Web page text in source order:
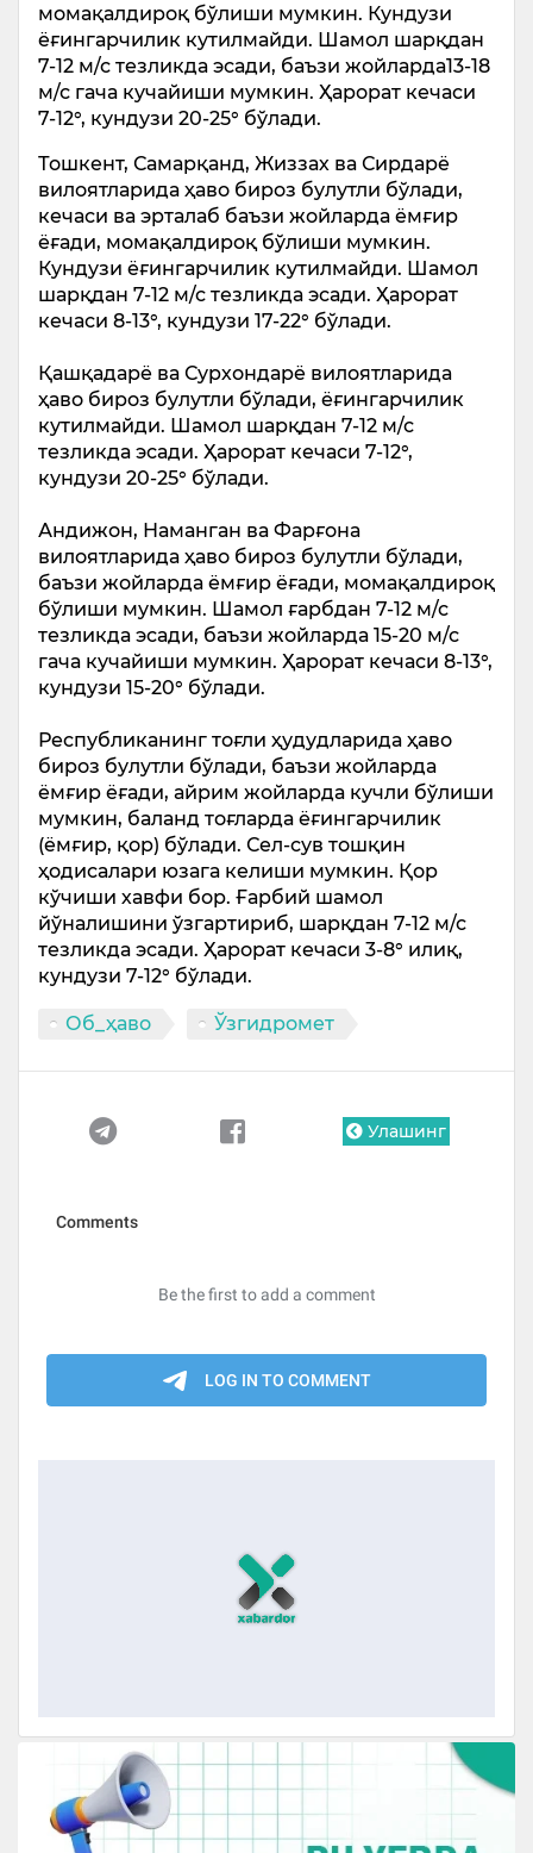
момақалдироқ бўлиши мумкин. Кундузи
ёғингарчилик кутилмайди. Шамол шарқдан
7-12 м/с тезликда эсади, баъзи жойларда13-18
м/с гача кучайиши мумкин. Ҳарорат кечаси
7-12°, кундузи 20-25° бўлади.
Тошкент, Самарқанд, Жиззах ва Сирдарё
вилоятларида ҳаво бироз булутли бўлади,
кечаси ва эрталаб баъзи жойларда ёмғир
ёғади, момақалдироқ бўлиши мумкин.
Кундузи ёғингарчилик кутилмайди. Шамол
шарқдан 7-12 м/с тезликда эсади. Ҳарорат
кечаси 8-13°, кундузи 17-22° бўлади.
Қашқадарё ва Сурхондарё вилоятларида
ҳаво бироз булутли бўлади, ёғингарчилик
кутилмайди. Шамол шарқдан 7-12 м/с
тезликда эсади. Ҳарорат кечаси 7-12°,
кундузи 20-25° бўлади.
Андижон, Наманган ва Фарғона
вилоятларида ҳаво бироз булутли бўлади,
баъзи жойларда ёмғир ёғади, момақалдироқ
бўлиши мумкин. Шамол ғарбдан 7-12 м/с
тезликда эсади, баъзи жойларда 15-20 м/с
гача кучайиши мумкин. Ҳарорат кечаси 8-13°,
кундузи 15-20° бўлади.
Республиканинг тоғли ҳудудларида ҳаво
бироз булутли бўлади, баъзи жойларда
ёмғир ёғади, айрим жойларда кучли бўлиши
мумкин, баланд тоғларда ёғингарчилик
(ёмғир, қор) бўлади. Сел-сув тошқин
ҳодисалари юзага келиши мумкин. Қор
кўчиши хавфи бор. Ғарбий шамол
йўналишини ўзгартириб, шарқдан 7-12 м/с
тезликда эсади. Ҳарорат кечаси 3-8° илиқ,
кундузи 7-12° бўлади.
Об_ҳаво Ўзгидромет
Улашинг